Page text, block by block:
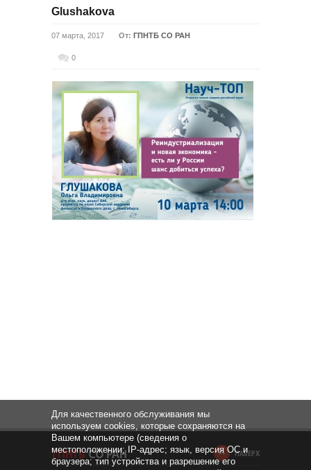
Glushakova
07 марта, 2017 От: ГПНТБ СО РАН
0
НАВЕРХ
Для качественного обслуживания мы
используем cookies, которые сохраняются на
Вашем компьютере (сведения о
местоположении; IP-адрес; язык, версия ОС и
браузера; тип устройства и разрешение его